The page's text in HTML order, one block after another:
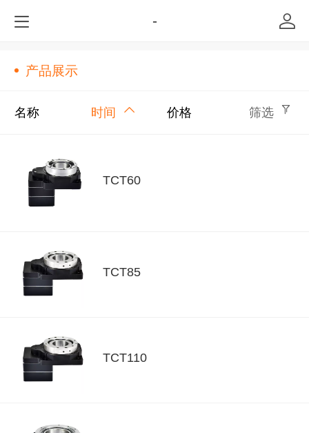
-
产品展示
名称 时间 价格 筛选
TCT60
TCT85
TCT110